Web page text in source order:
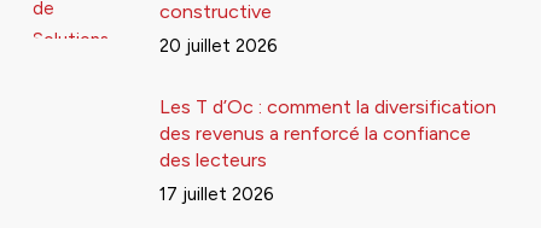
constructive
20 juillet 2026
Les T d’Oc : comment la diversification
des revenus a renforcé la confiance
des lecteurs
17 juillet 2026